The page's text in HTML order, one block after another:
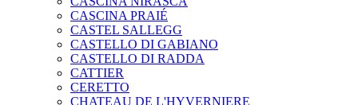
CASCINA PRAIÉ
CASTEL SALLEGG
CASTELLO DI GABIANO
CASTELLO DI RADDA
CATTIER
CERETTO
CHATEAU DE L'HYVERNIERE